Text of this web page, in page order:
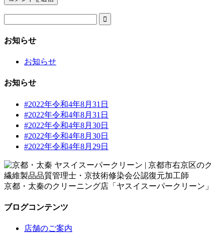

お知らせ
お知らせ
お知らせ
#2022年令和4年8月31日
#2022年令和4年8月31日
#2022年令和4年8月30日
#2022年令和4年8月30日
#2022年令和4年8月29日
繊維製品品質管理士・京技術修染会公認復元加工師
京都・太秦のクリーニング店「ヤスイスーパークリーン」
ブログコンテンツ
店舗のご案内